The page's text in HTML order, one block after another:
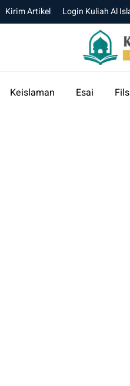
Kirim Artikel Login Kuliah Al
Keislaman Esai